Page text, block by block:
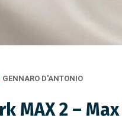
GENNARO D'ANTONIO
MAX 2 –